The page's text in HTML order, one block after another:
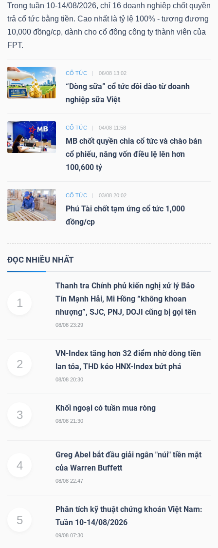
Trong tuần 10-14/08/2026, chỉ 16 doanh nghiệp chốt quyền
trả cổ tức bằng tiền. Cao nhất là tỷ lệ 100% - tương đương
10,000 đồng/cp, dành cho cổ đông công ty thành viên của
FPT.
CỔ TỨC 06/08 13:02
“Dòng sữa” cổ tức dồi dào từ doanh
nghiệp sữa Việt
CỔ TỨC 04/08 11:58
MB chốt quyền chia cổ tức và chào bán
cổ phiếu, nâng vốn điều lệ lên hơn
100,600 tỷ
CỔ TỨC 03/08 20:02
Phú Tài chốt tạm ứng cổ tức 1,000
đồng/cp
ĐỌC NHIỀU NHẤT
1
Thanh tra Chính phủ kiến nghị xử lý Bảo
Tín Mạnh Hải, Mi Hồng “không khoan
nhượng”, SJC, PNJ, DOJI cũng bị gọi tên
08/08 23:29
2
VN-Index tăng hơn 32 điểm nhờ dòng tiền
lan tỏa, THD kéo HNX-Index bứt phá
08/08 20:30
3
Khối ngoại có tuần mua ròng
08/08 21:30
4
Greg Abel bắt đầu giải ngân "núi" tiền mặt
của Warren Buffett
08/08 22:47
5
Phân tích kỹ thuật chứng khoán Việt Nam:
Tuần 10-14/08/2026
09/08 07:30